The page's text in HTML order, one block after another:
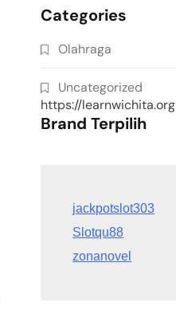
Categories
Olahraga
Uncategorized
https://learnwichita.org
Brand Terpilih
Slotqu88
zonanovel